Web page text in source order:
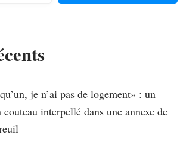
je n’ai pas de logement» : un
interpellé dans une annexe de